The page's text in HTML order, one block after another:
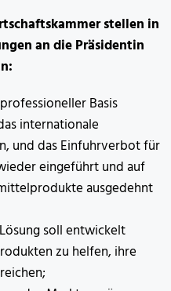
stellen in
an die Präsidentin
Basis
internationale
und das Einfuhrverbot für
eingeführt und auf
ausgedehnt
soll entwickelt
zu helfen, ihre